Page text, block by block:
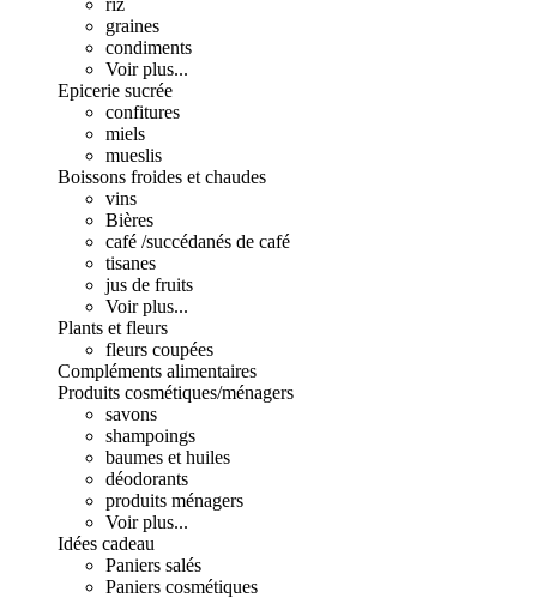
riz
graines
condiments
Voir plus...
Epicerie sucrée
confitures
miels
mueslis
Boissons froides et chaudes
vins
Bières
café /succédanés de café
tisanes
jus de fruits
Voir plus...
Plants et fleurs
fleurs coupées
Compléments alimentaires
Produits cosmétiques/ménagers
savons
shampoings
baumes et huiles
déodorants
produits ménagers
Voir plus...
Idées cadeau
Paniers salés
Paniers cosmétiques